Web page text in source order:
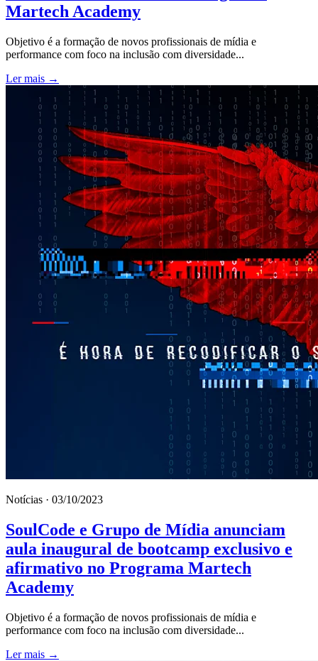
Martech Academy
Objetivo é a formação de novos profissionais de mídia e
performance com foco na inclusão com diversidade...
Ler mais →
Notícias · 03/10/2023
SoulCode e Grupo de Mídia anunciam
aula inaugural de bootcamp exclusivo e
afirmativo no Programa Martech
Academy
Objetivo é a formação de novos profissionais de mídia e
performance com foco na inclusão com diversidade...
Ler mais →